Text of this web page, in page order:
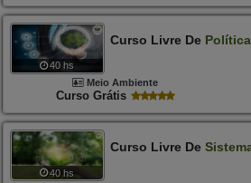
40 hs
Curso Livre De
Meio Ambiente
Curso Grátis
40 hs
Curso Livre De